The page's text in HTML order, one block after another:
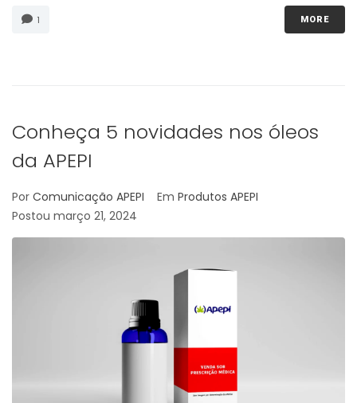
1 MORE
Conheça 5 novidades nos óleos
da APEPI
Por Comunicação APEPI Em Produtos APEPI
Postou março 21, 2024